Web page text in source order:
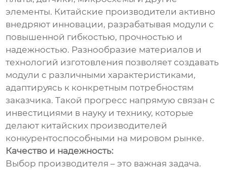
элементы. Китайские производители активно
внедряют инновации, разрабатывая модули с
повышенной гибкостью, прочностью и
надежностью. Разнообразие материалов и
технологий изготовления позволяет создавать
модули с различными характеристиками,
адаптируясь к конкретным потребностям
заказчика. Такой прогресс напрямую связан с
инвестициями в науку и технику, которые
делают китайских производителей
конкурентоспособными на мировом рынке.
Качество и надежность:
Выбор производителя – это важная задача.